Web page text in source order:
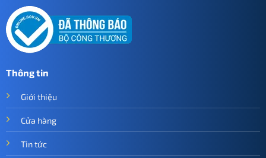
Thông tin
Giới thiệu
Cửa hàng
Tin tức